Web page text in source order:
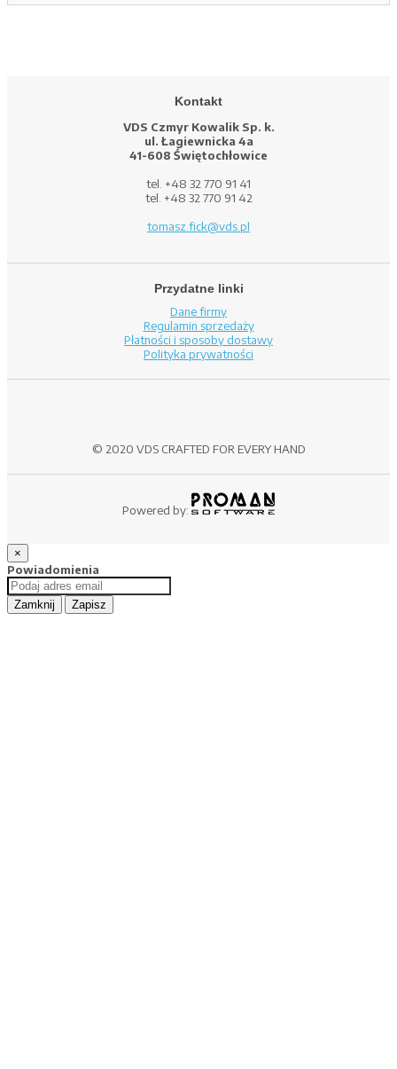
Kontakt
VDS Czmyr Kowalik Sp. k.
ul. Łagiewnicka 4a
41-608 Świętochłowice
tel. +48 32 770 91 41
tel. +48 32 770 91 42
tomasz.fick@vds.pl
Przydatne linki
Dane firmy
Regulamin sprzedaży
Płatności i sposoby dostawy
Polityka prywatności
© 2020 VDS CRAFTED FOR EVERY HAND
Powered by:
×
Powiadomienia
Zamknij Zapisz